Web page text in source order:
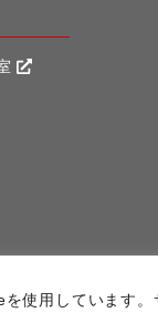
使用しています
ミュニケー